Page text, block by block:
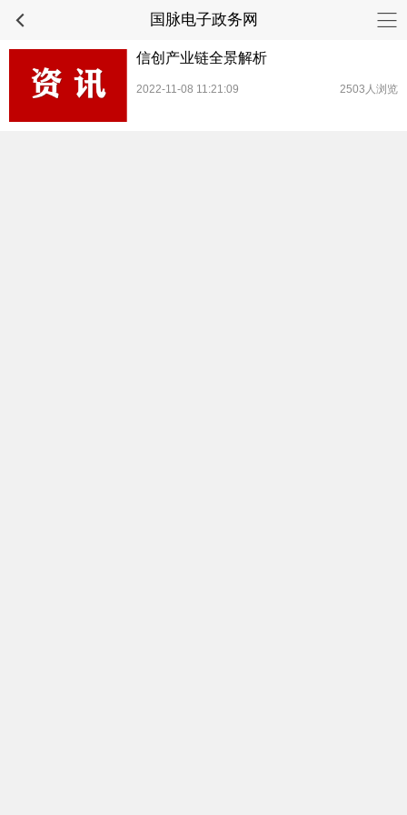
国脉电子政务网
信创产业链全景解析
2022-11-08 11:21:09 2503人浏览